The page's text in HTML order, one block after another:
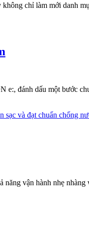
chỉ làm mới danh
đánh dấu một bước
vận hành nhẹ